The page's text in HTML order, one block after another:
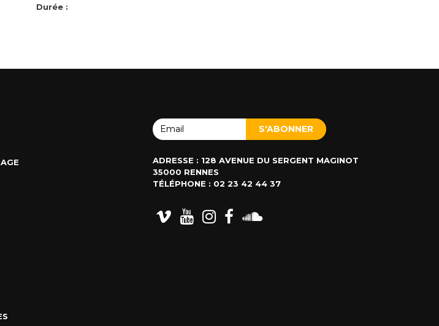
Durée :
ADRESSE : 128 AVENUE DU SERGENT MAGINOT
35000 RENNES
TÉLÉPHONE : 02 23 42 44 37